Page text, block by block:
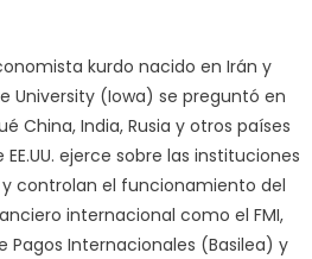
kurdo nacido en Irán y
University (Iowa) se preguntó en
China, India, Rusia y otros países
ejerce sobre las instituciones
controlan el funcionamiento del
internacional como el FMI,
Pagos Internacionales (Basilea) y